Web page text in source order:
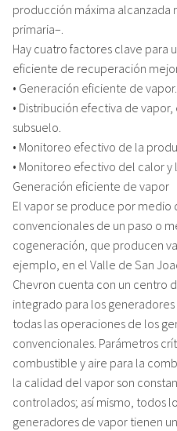
producción máxima
primaria–.
Hay cuatro factores clave para
eficiente de recuperación
• Generación eficiente de vapor.
• Distribución efectiva de
subsuelo.
• Monitoreo efectivo de la
• Monitoreo efectivo del calor y
Generación eficiente de vapor
El vapor se produce por
convencionales de un paso o
cogeneración, que producen
ejemplo, en el Valle de San
Chevron cuenta con un
integrado para los
todas las operaciones de los
convencionales. Parámetros
combustible y aire para la
la calidad del vapor son
controlados; así mismo, todos
generadores de vapor tienen